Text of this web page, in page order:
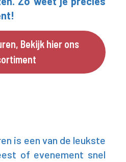
Bekijk hier ons
is een van de leukste
of evenement snel